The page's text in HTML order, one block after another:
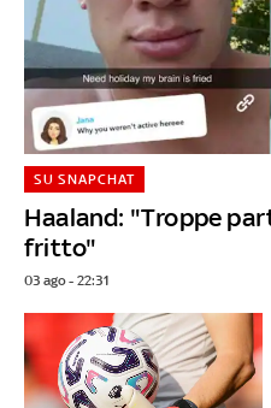
Haaland: "Troppe
fritto"
SU SNAPCHAT
03 ago - 22:31